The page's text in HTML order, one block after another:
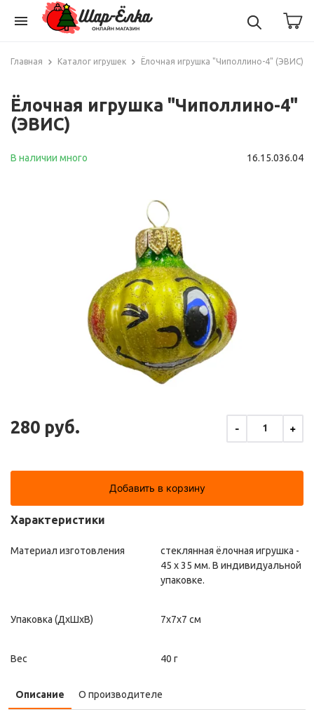
menu
Главная Каталог игрушек Ёлочная игрушка "Чиполлино-4" (ЭВИС)
Ёлочная игрушка "Чиполлино-4"
(ЭВИС)
В наличии много 16.15.036.04
280 руб. - 1 +
Добавить в корзину
Характеристики
Материал изготовления
стеклянная ёлочная игрушка -
45 х 35 мм. В индивидуальной
упаковке.
Упаковка (ДxШxВ) 7x7x7 см
Вес 40 г
Описание О производителе